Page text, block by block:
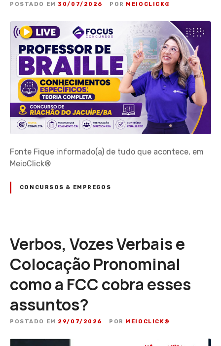
POSTADO EM 30/07/2026 POR MEIOCLICK®
Fonte Fique informado(a) de tudo que acontece, em
MeioClick®
CONCURSOS & EMPREGOS
Verbos, Vozes Verbais e
Colocação Pronominal
como a FCC cobra esses
assuntos?
POSTADO EM 29/07/2026 POR MEIOCLICK®